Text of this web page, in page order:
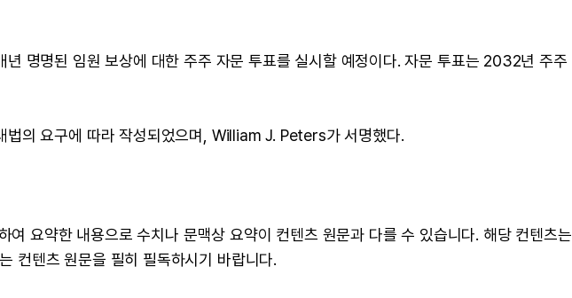
년 명명된 임원 보상에 대한 주주 자문 투표를 실시할 예정이다. 자문 투표는 2032년 주주
법의 요구에 따라 작성되었으며, William J. Peters가 서명했다.
여 요약한 내용으로 수치나 문맥상 요약이 컨텐츠 원문과 다를 수 있습니다. 해당 컨텐츠는
컨텐츠 원문을 필히 필독하시기 바랍니다.